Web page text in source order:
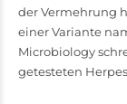
der Vermehrung
einer Variante
Microbiology
getesteten